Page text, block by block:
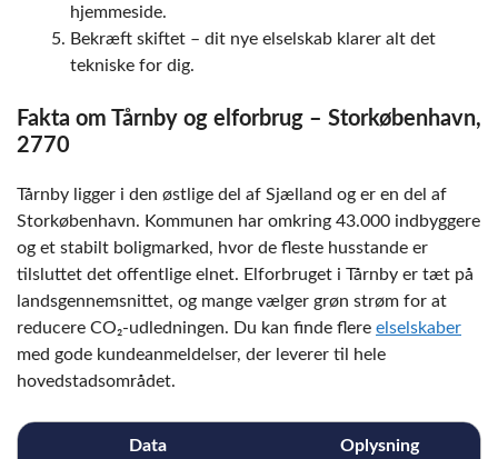
hjemmeside.
Bekræft skiftet – dit nye elselskab klarer alt det
tekniske for dig.
Fakta om Tårnby og elforbrug – Storkøbenhavn,
2770
Tårnby ligger i den østlige del af Sjælland og er en del af
Storkøbenhavn. Kommunen har omkring 43.000 indbyggere
og et stabilt boligmarked, hvor de fleste husstande er
tilsluttet det offentlige elnet. Elforbruget i Tårnby er tæt på
landsgennemsnittet, og mange vælger grøn strøm for at
reducere CO₂-udledningen. Du kan finde flere elselskaber
med gode kundeanmeldelser, der leverer til hele
hovedstadsområdet.
Data Oplysning